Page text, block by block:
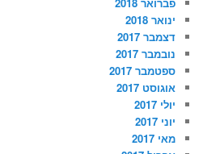
ינואר 2018
דצמבר 2017
נובמבר 2017
ספטמבר 2017
אוגוסט 2017
יולי 2017
יוני 2017
מאי 2017